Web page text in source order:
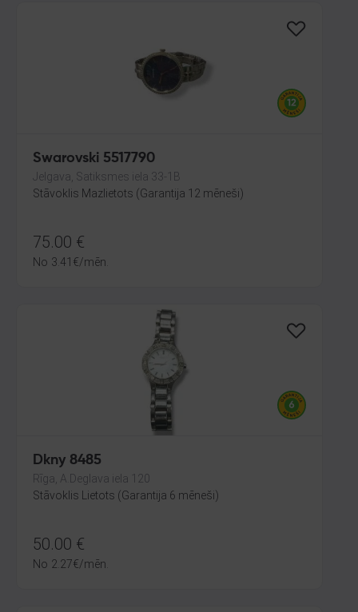
Swarovski 5517790
Jelgava, Satiksmes iela 33-1B
Stāvoklis Mazlietots (Garantija 12 mēneši)
75.00 €
No 3.41 €/mēn.
Dkny 8485
Rīga, A.Deglava iela 120
Stāvoklis Lietots (Garantija 6 mēneši)
50.00 €
No 2.27€/mēn.